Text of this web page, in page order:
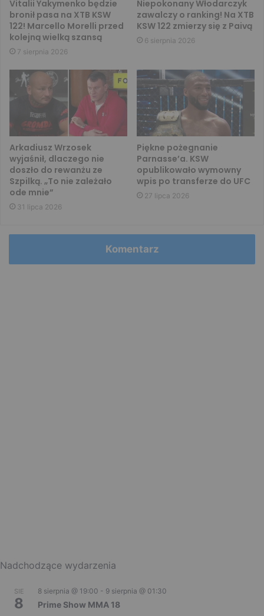
Vitalii Yakymenko będzie
bronił pasa na XTB KSW
122! Marcello Morelli przed
kolejną wielką szansą
7 sierpnia 2026
Niepokonany Włodarczyk
zawalczy o ranking! Na XTB
KSW 122 zmierzy się z Paivą
6 sierpnia 2026
Arkadiusz Wrzosek
wyjaśnił, dlaczego nie
doszło do rewanżu ze
Szpilką. „To nie zależało
ode mnie”
31 lipca 2026
Piękne pożegnanie
Parnasse’a. KSW
opublikowało wymowny
wpis po transferze do UFC
27 lipca 2026
Komentarz
Nadchodzące wydarzenia
SIE
8
8 sierpnia @ 19:00 - 9 sierpnia @ 01:30
Prime Show MMA 18